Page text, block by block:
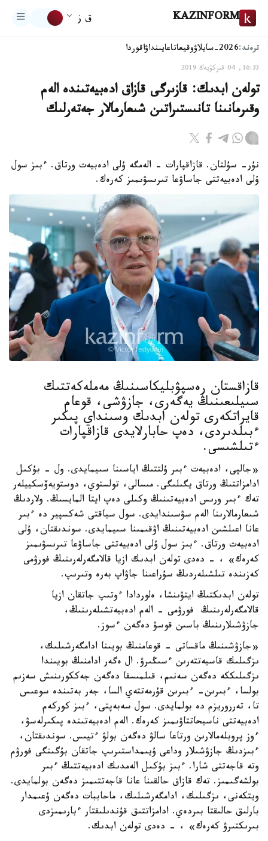
KAZINFORM ق ز
ترەند:2026-سايلاۋ وقيعاتاعايىنداۋاقوردا
16:33, 04 قىركۇيەك 2019
تولەن ابدىك: قازىرگى قازاق ادەبيەتىندە الەم
وقىرمانىنا تانىستىراتىن شىعارمالار جەتەرلىك
نۇر- سۇلتان. قازاقپارات - الەمگە ۇلى ادەبيەت ورتاق. ءبىز سول
ۇلى ادەبيەتتى جاساۋعا تىرىسۋىمىز كەرەك.
قازاقستان رەسپۋبليكاسىنىڭ مەملەكەتتىك
سىيلىعىنىڭ يەگەرى، جازۋشى، قوعام
قايراتكەرى تولەن ابدىك وسىنداي پىكىر
ءبىلدىردى، دەپ حابارلايدى قازاقپارات
ءتىلشىسى.
«جالپى، ادەبيەت ءبىر ۇلتتىڭ اياسىنا سىيمايدى. ول - بۇكىل
ادامزاتتىڭ ورتاق يگىلىگى. مىسالى، تولستوي، دوستويەۆسكييلەر
تەك ءبىر ورىس ادەبيەتىنىڭ وكىلى دەپ ايتا المايسىڭ. ولاردىڭ
شىعارمالارىنا الەم سۋسىندايدى. سول سياقتى شەكسپير دە ءبىر
عانا اعىلشىن ادەبيەتىنىڭ اۋقىمىنا سىيمايدى. سوندىقتان، ۇلى
ادەبيەت ورتاق. ءبىز سول ۇلى ادەبيەتتى جاساۋعا تىرىسۋىمىز
كەرەك» ، - دەدى تولەن ابدىك ازيا قالامگەرلەرىنىڭ فورۋمى
كەزىندە تىلشىلەردىڭ سۇراعىنا جاۋاپ بەرە وتىرىپ.
تولەن ابدىكتىڭ ايتۋىنشا، ەلوردادا ءوتىپ جاتقان ازيا
قالامگەرلەرىنىڭ فورۋمى - الەم ادەبيەتشىلەرىنىڭ،
جازۋشىلارىنىڭ باسىن قوسۋ دەگەن ءسوز.
«جازۋشىنىڭ ماقساتى - قوعامنىڭ بويىنا ادامگەرشىلىك،
ىزگىلىك قاسيەتتەرىن ءسىڭىرۋ. ال ەگەر ادامنىڭ بويىندا
ىزگىلىككە دەگەن سەنىم، قىلمىسقا دەگەن جەككورىنىش سەزىم
بولسا، ءبىرىن- ءبىرىن قۇرمەتتەي السا، جەر بەتىندە سوعىس
تا، تەرروريزم دە بولمايدى. سول سەبەپتى، ءبىز كوركەم
ادەبيەتتى ناسيحاتتاۋىمىز كەرەك. الەم ادەبيەتىندە پىكىرلەسۋ،
ءوز پروبلەمالارىن ورتاعا سالۋ دەگەن بولۋ ءتيىس. سوندىقتان،
ءبىزدىڭ جازۋشىلار وداعى ۇيىمداستىرىپ جاتقان بۇگىنگى فورۋم
وتە قاجەتتى شارا. ءبىز بۇكىل الەمدىك ادەبيەتتىڭ ءبىر
بولشەگىمىز. تەك قازاق حالقىنا عانا قاجەتتىمىز دەگەن بولمايدى.
ويتكەنى، ىزگىلىك، ادامگەرشىلىك، ماحاببات دەگەن ۇعىمدار
بارلىق حالىقتا بىردەي. ادامزاتتىق قۇندىلىقتار ءبارىمىزدى
بىرىكتىرۋ كەرەك» ، - دەدى تولەن ابدىك.